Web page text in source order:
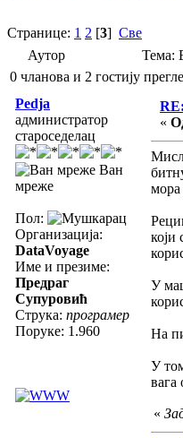
Странице: 1 2 [3] Све
Аутор
Тема:
0 чланова и 2 гостију
Pedja
администратор
староседелац
Ван
мреже
Пол:
Организација:
DataVoyage
Име и презиме:
Предраг
Супуровић
Струка: програмер
Поруке: 1.960
«
мора
који
У
На
У
вага
«